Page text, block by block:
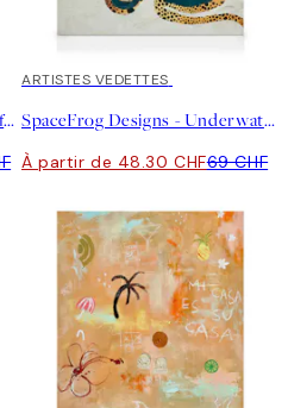
Arty Guava - Lay Hoon - Fruitful Spread Toile
30%*
ARTISTES VEDETTES
SpaceFrog Designs - Underwater Dream Toile
À partir de 48.30 CHF69 CHF